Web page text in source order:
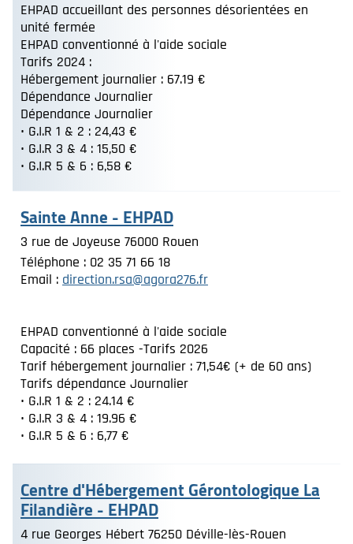
EHPAD accueillant des personnes désorientées en
unité fermée
EHPAD conventionné à l'aide sociale
Tarifs 2024 :
Hébergement journalier : 67.19 €
Dépendance Journalier
Dépendance Journalier
• G.I.R 1 & 2 : 24,43 €
• G.I.R 3 & 4 : 15,50 €
• G.I.R 5 & 6 : 6,58 €
Sainte Anne - EHPAD
3 rue de Joyeuse 76000 Rouen
Téléphone : 02 35 71 66 18
Email : direction.rsa@agora276.fr
EHPAD conventionné à l'aide sociale
Capacité : 66 places -Tarifs 2026
Tarif hébergement journalier : 71,54€ (+ de 60 ans)
Tarifs dépendance Journalier
• G.I.R 1 & 2 : 24.14 €
• G.I.R 3 & 4 : 19.96 €
• G.I.R 5 & 6 : 6,77 €
Centre d'Hébergement Gérontologique La
Filandière - EHPAD
4 rue Georges Hébert 76250 Déville-lès-Rouen